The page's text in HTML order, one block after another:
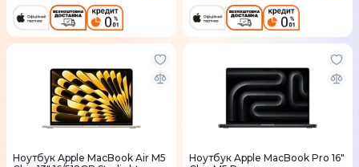
Ноутбук Apple MacBook Air M5
Ноутбук Apple MacBook Pro 16"